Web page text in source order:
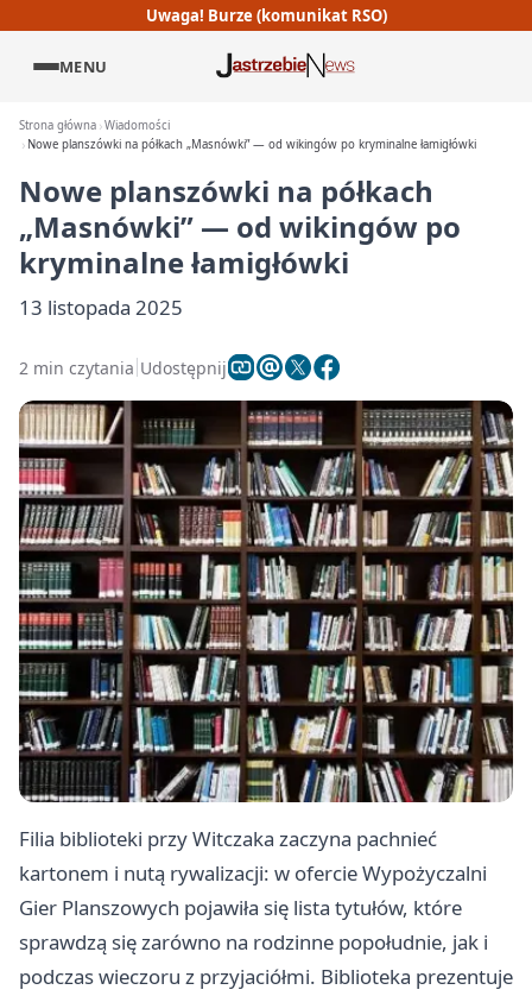
Uwaga! Burze (komunikat RSO)
MENU
Strona główna Wiadomości
Nowe planszówki na półkach „Masnówki” — od wikingów po kryminalne łamigłówki
Nowe planszówki na półkach
„Masnówki” — od wikingów po
kryminalne łamigłówki
13 listopada 2025
2 min czytania Udostępnij
Filia biblioteki przy Witczaka zaczyna pachnieć
kartonem i nutą rywalizacji: w ofercie Wypożyczalni
Gier Planszowych pojawiła się lista tytułów, które
sprawdzą się zarówno na rodzinne popołudnie, jak i
podczas wieczoru z przyjaciółmi. Biblioteka prezentuje